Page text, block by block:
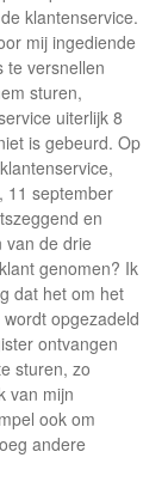
klantenservice.
mij ingediende
versnellen
sturen,
uiterlijk 8
is gebeurd. Op
11 september
en
van de drie
genomen? Ik
dat het om het
opgezadeld
ontvangen
sturen, zo
van mijn
ook om
andere